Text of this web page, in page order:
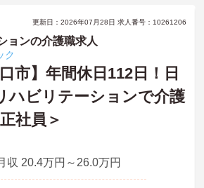
更新日：2026年07月28日 求人番号：10261206
ョンの介護職求人
ク
市】年間休日112日！日
ハビリテーションで介護
社員＞
収 20.4万円～26.0万円